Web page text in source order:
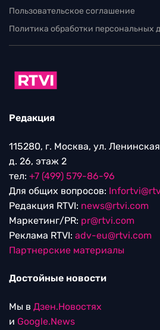
Пользовательское соглашение
Политика обработки персональных
Редакция
115280, г. Москва, ул.
д. 26, этаж 2
тел: +7 (499) 579-86-96
Для общих вопросов:
Редакция RTVI: news@rtvi.com
Маркетинг/PR: pr@rtvi.com
Реклама RTVI: adv-eu@rtvi.com
Партнерские материалы
Достойные новости
Мы в Дзен.Новостях
и Google.News